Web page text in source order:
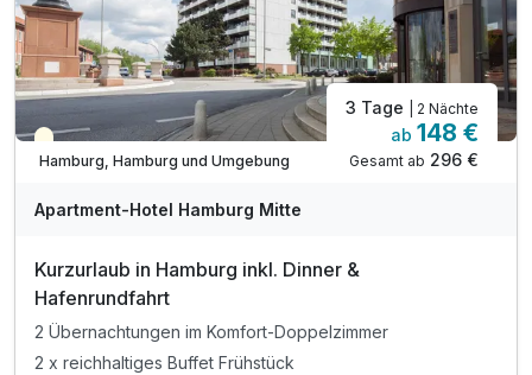
Teilweise ausgelastet
Hamburg, Hamburg und Umgebung
3 Tage | 2 Nächte
ab 148 €
Gesamt ab 296 €
Apartment-Hotel Hamburg Mitte
Kurzurlaub in Hamburg inkl. Dinner &
Hafenrundfahrt
2 Übernachtungen im Komfort-Doppelzimmer
2 x reichhaltiges Buffet Frühstück